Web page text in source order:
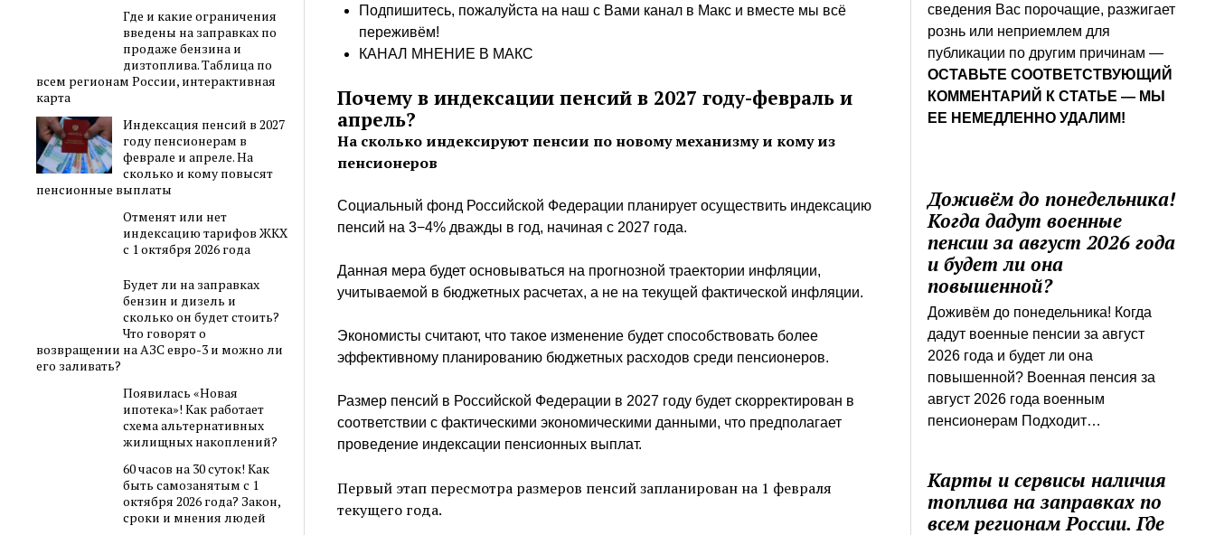
Где и какие ограничения
введены на заправках по
продаже бензина и
дизтоплива. Таблица по
всем регионам России, интерактивная
карта
Индексация пенсий в 2027
году пенсионерам в
феврале и апреле. На
сколько и кому повысят
пенсионные выплаты
Отменят или нет
индексацию тарифов ЖКХ
с 1 октября 2026 года
Будет ли на заправках
бензин и дизель и
сколько он будет стоить?
Что говорят о
возвращении на АЗС евро-3 и можно ли
его заливать?
Появилась «Новая
ипотека»! Как работает
схема альтернативных
жилищных накоплений?
60 часов на 30 суток! Как
быть самозанятым с 1
октября 2026 года? Закон,
сроки и мнения людей
Подпишитесь, пожалуйста на наш с Вами канал в Макс и вместе мы всё
переживём!
КАНАЛ МНЕНИЕ В МАКС
Почему в индексации пенсий в 2027 году-февраль и
апрель?
На сколько индексируют пенсии по новому механизму и кому из
пенсионеров
Социальный фонд Российской Федерации планирует осуществить индексацию
пенсий на 3−4% дважды в год, начиная с 2027 года.
Данная мера будет основываться на прогнозной траектории инфляции,
учитываемой в бюджетных расчетах, а не на текущей фактической инфляции.
Экономисты считают, что такое изменение будет способствовать более
эффективному планированию бюджетных расходов среди пенсионеров.
Размер пенсий в Российской Федерации в 2027 году будет скорректирован в
соответствии с фактическими экономическими данными, что предполагает
проведение индексации пенсионных выплат.
Первый этап пересмотра размеров пенсий запланирован на 1 февраля
текущего года.
сведения Вас порочащие, разжигает
рознь или неприемлем для
публикации по другим причинам —
ОСТАВЬТЕ СООТВЕТСТВУЮЩИЙ
КОММЕНТАРИЙ К СТАТЬЕ — МЫ
ЕЕ НЕМЕДЛЕННО УДАЛИМ!
Доживём до понедельника!
Когда дадут военные
пенсии за август 2026 года
и будет ли она
повышенной?
Доживём до понедельника! Когда
дадут военные пенсии за август
2026 года и будет ли она
повышенной? Военная пенсия за
август 2026 года военным
пенсионерам Подходит…
Карты и сервисы наличия
топлива на заправках по
всем регионам России. Где